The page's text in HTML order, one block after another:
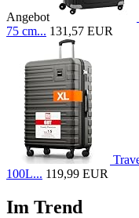
Angebot
75 cm... 131,57 EUR
100L... 119,99 EUR
Im Trend